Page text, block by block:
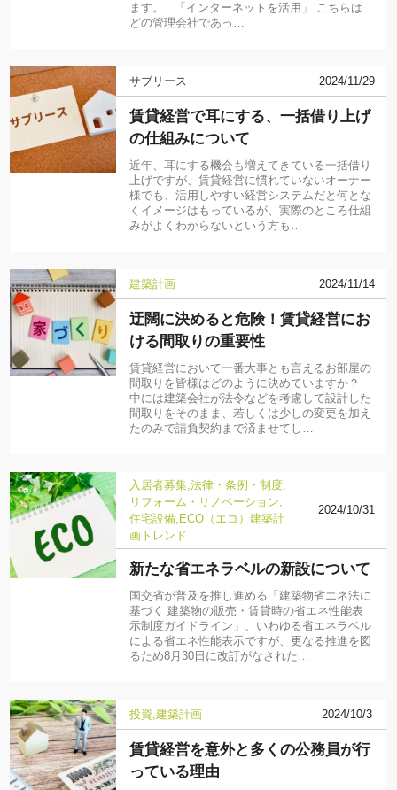
ます。 「インターネットを活用」 こちらは
どの管理会社であっ…
サブリース 2024/11/29
賃貸経営で耳にする、一括借り上げ
の仕組みについて
近年、耳にする機会も増えてきている一括借り
上げですが、賃貸経営に慣れていないオーナー
様でも、活用しやすい経営システムだと何とな
くイメージはもっているが、実際のところ仕組
みがよくわからないという方も…
建築計画 2024/11/14
迂闊に決めると危険！賃貸経営にお
ける間取りの重要性
賃貸経営において一番大事とも言えるお部屋の
間取りを皆様はどのように決めていますか？
中には建築会社が法令などを考慮して設計した
間取りをそのまま、若しくは少しの変更を加え
たのみで請負契約まで済ませてし…
入居者募集 法律・条例・制度
リフォーム・リノベーション
住宅設備 ECO（エコ）建築計
画 トレンド
2024/10/31
新たな省エネラベルの新設について
国交省が普及を推し進める「建築物省エネ法に
基づく 建築物の販売・賃貸時の省エネ性能表
示制度ガイドライン」、いわゆる省エネラベル
による省エネ性能表示ですが、更なる推進を図
るため8月30日に改訂がなされた…
投資 建築計画 2024/10/3
賃貸経営を意外と多くの公務員が行
っている理由